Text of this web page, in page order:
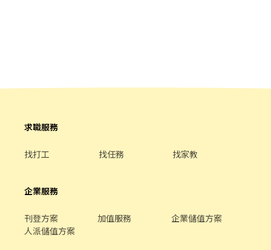
元，配合加班 約59,996 🌙 夜班｜時薪 240元，配合加班 約
68,608(額滿) 🍽【休息／用餐】 ⏳ 用餐50分鐘，上、下午各休息10
費供餐 ♡⃘̎ ̶⋆⌁⌁⌁❤︎⌁⌁⌁快速預約面試 ̶⋆⌁⌁⌁❤︎⌁⌁⌁⋆᷆♡⃘̎ ☎️李專員 ✉️ 賴
求職服務
找打工 找任務 找家教
企業服務
刊登方案 加值服務
企業儲值方案
人派儲值方案